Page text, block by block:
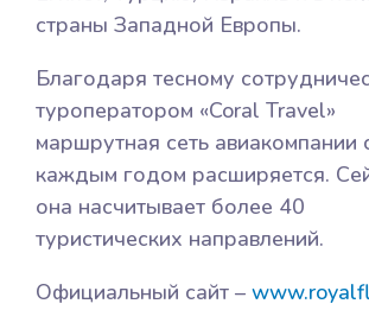
страны Западной Европы.
Благодаря тесному
туроператором «Coral Travel»
маршрутная сеть авиакомпании
каждым годом расширяется.
она насчитывает более 40
туристических направлений.
Официальный сайт –